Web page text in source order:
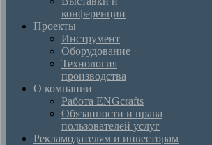
конференции
Проекты
Инструмент
Оборудование
Технология
производства
О компании
Работа ENGcrafts
Обязанности и права
пользователей услуг
Рекламодателям и инвесторам